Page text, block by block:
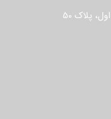
پلاک 50